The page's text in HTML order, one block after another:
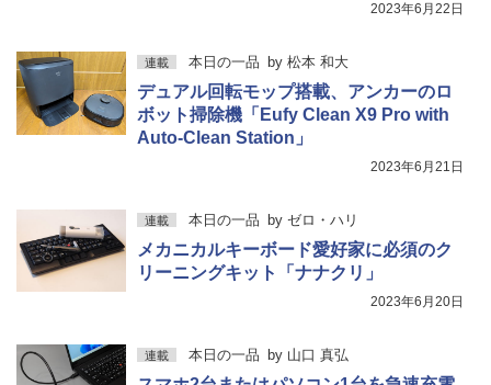
2023年6月22日
連載 本日の一品 by 松本 和大
デュアル回転モップ搭載、アンカーのロ
ボット掃除機「Eufy Clean X9 Pro with
Auto-Clean Station」
2023年6月21日
連載 本日の一品 by ゼロ・ハリ
メカニカルキーボード愛好家に必須のク
リーニングキット「ナナクリ」
2023年6月20日
連載 本日の一品 by 山口 真弘